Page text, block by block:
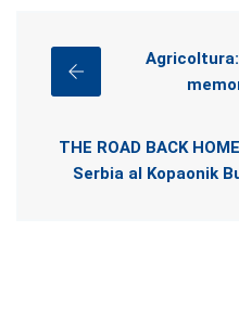
THE ROAD BACK
Serbia al Kopaonik